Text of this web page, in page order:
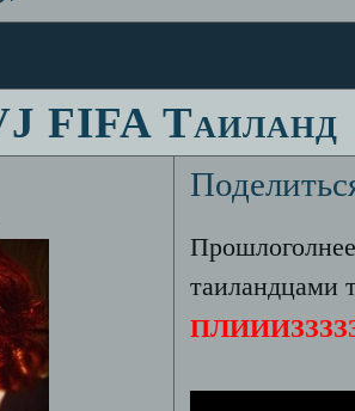
FIFA Таиланд
таиландцами